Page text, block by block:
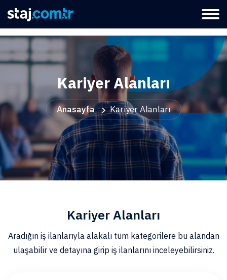
Kariyer Alanları
Anasayfa Kariyer Alanları
Kariyer Alanları
Aradığın iş ilanlarıyla alakalı tüm kategorilere bu alandan
ulaşabilir ve detayına girip iş ilanlarını inceleyebilirsiniz.